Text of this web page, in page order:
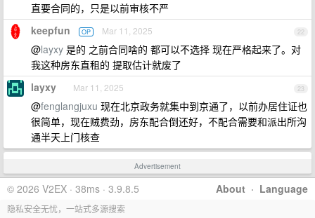
直要合同的，只是以前审核不严
22
keepfun OP Mar 11, 2025
@layxy 是的 之前合同啥的 都可以不选择 现在严格起来了。对
我这种房东直租的 提取估计就废了
23
layxy Mar 11, 2025
@fenglangjuxu 现在北京政务就集中到京通了，以前办居住证也
很简单，现在贼费劲，房东配合倒还好，不配合需要和派出所沟
通半天上门核查
Advertisement
About · Language
© 2026 V2EX · 38ms · 3.9.8.5
隐私安全无忧，一站式多源搜索